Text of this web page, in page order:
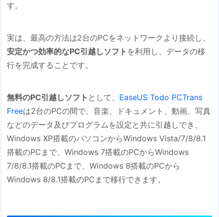
す。
実は、最高の方法は2台のPCをネットワークより接続し、
安定かつ効率的なPC引越しソフト を利用し、データの移
行を完成することです。
無料のPC引越しソフト として、 EaseUS Todo PCTrans
Freeは2台のPCの間で、音楽、ドキュメント、動画、写真
などのデータ及びプログラムを設定と共に引越しでき、
Windows XP搭載のパソコンからWindows Vista/7/8/8.1
搭載のPCまで、Windows 7搭載のPCからWindows
7/8/8.1搭載のPCまで、Windows 8搭載のPCから
Windows 8/8.1搭載のPCまで移行できます。